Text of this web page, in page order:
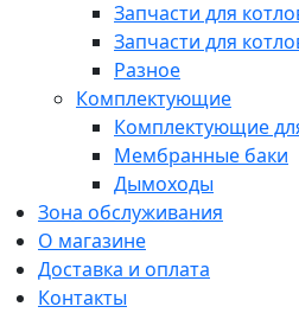
Запчасти для
Запчасти для
Разное
Комплектующие
Комплектующие
Мембранные баки
Дымоходы
Зона обслуживания
О магазине
Доставка и оплата
Контакты